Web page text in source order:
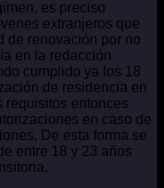
es preciso
extranjeros que
de renovación por no
en la redacción
cumplido ya los 18
de residencia en
requisitos entonces
en caso de
De esta forma se
entre 18 y 23 años